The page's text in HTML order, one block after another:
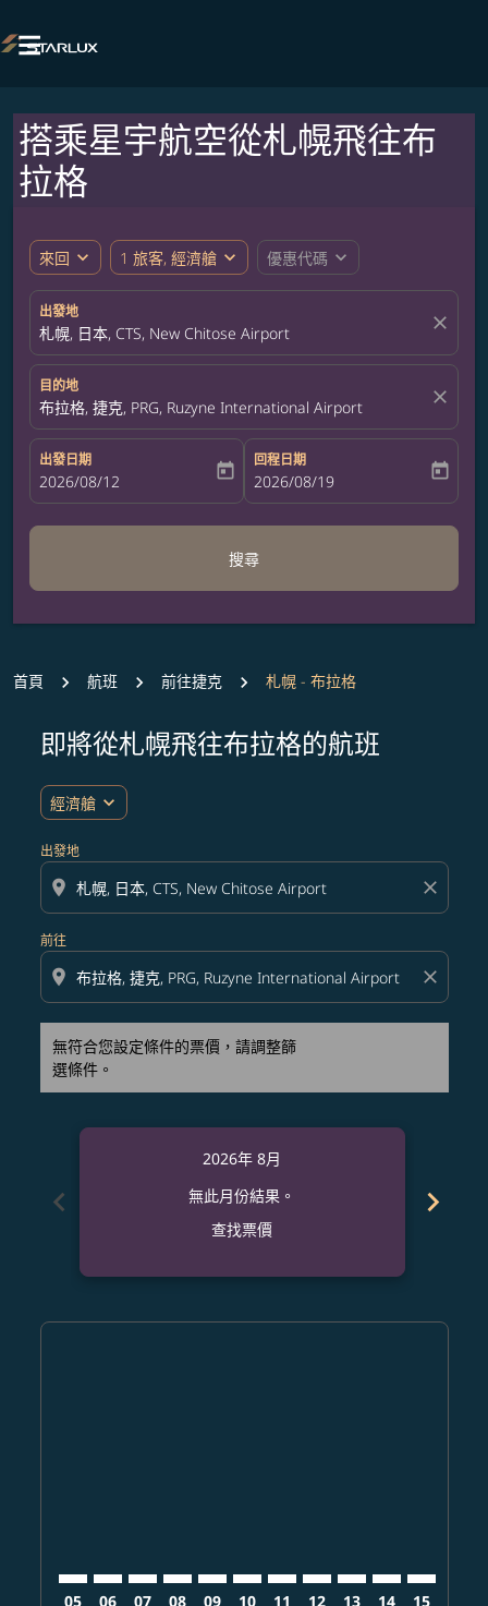

搭乘星宇航空從札幌飛往布
拉格
來回 expand_more 1 旅客, 經濟艙 expand_more 優惠代碼 expand_more
出發地
札幌, 日本, CTS, New Chitose Airport close
目的地
布拉格, 捷克, PRG, Ruzyne International Airport close
出發日期
fc-booking-departure-date-aria-label
2026/08/12 today
回程日期
fc-booking-return-date-aria-label
2026/08/19 today
搜尋
首頁 航班 前往捷克 札幌 - 布拉格
即將從札幌飛往布拉格的航班
經濟艙 expand_more
出發地
location_on close
前往
location_on close
無符合您設定條件的票價，請調整篩
選條件。
無符合您設定條件的票價，請調整篩選條件。
chevron_left
2026年 8月
無此月份結果。
查找票價
chevron_right
05 06 07 08 09 10 11 12 13 14 15